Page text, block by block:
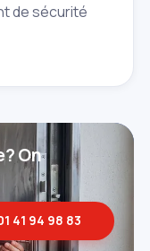
de sécurité
On
41 94 98 83